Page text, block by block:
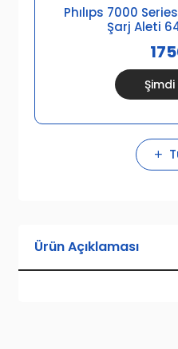
Phılıps 7000
Şarj Aleti
Ürün Açıklaması